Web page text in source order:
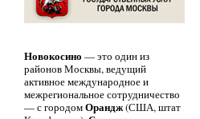
Новокосино — это один из
районов Москвы, ведущий
активное международное и
межрегиональное сотрудничество
— с городомОрандж(США, штат